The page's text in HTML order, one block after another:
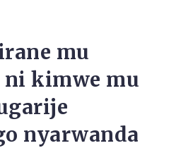
mu
kimwe mu
nyarwanda